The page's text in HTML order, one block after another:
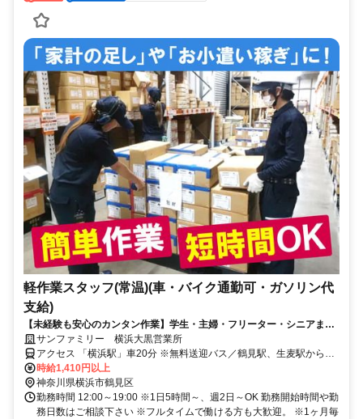
軽作業スタッフ(常温)(車・バイク通勤可・ガソリン代
支給)
【未経験も安心のカンタン作業】学生・主婦・フリーター・シニアまで
活躍中！／週2日～OK
サンファミリー 横浜大黒営業所
アクセス 「横浜駅」車20分 ※無料送迎バス／鶴見駅、生麦駅からあ
り
時給1,410円以上
神奈川県横浜市鶴見区
勤務時間 12:00～19:00 ※1日5時間～、週2日～OK 勤務開始時間や勤
務日数はご相談下さい ※フルタイムで働ける方も大歓迎。 ※1ヶ月毎